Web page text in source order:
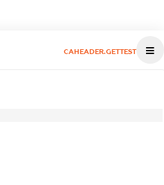
CAHEADER.GETTEST